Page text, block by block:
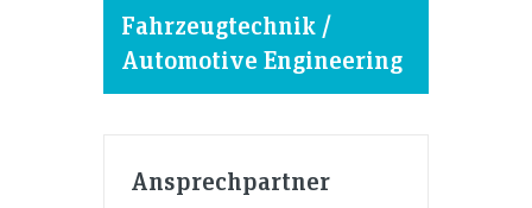
Fahrzeugtechnik /
Automotive Engineering
Ansprechpartner